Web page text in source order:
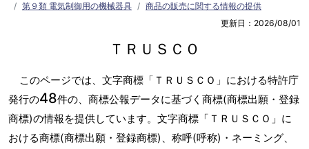
第９類 電気制御用の機械器具
商品の販売に関する情報の提供
更新日：2026/08/01
ＴＲＵＳＣＯ
このページでは、文字商標「ＴＲＵＳＣＯ」における特許庁
発行の48件の、商標公報データに基づく商標(商標出願・登録
商標)の情報を提供しています。文字商標「ＴＲＵＳＣＯ」に
おける商標(商標出願・登録商標)、称呼(呼称)・ネーミング、